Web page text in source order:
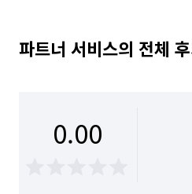
파트너 서비스의 전체
0.00